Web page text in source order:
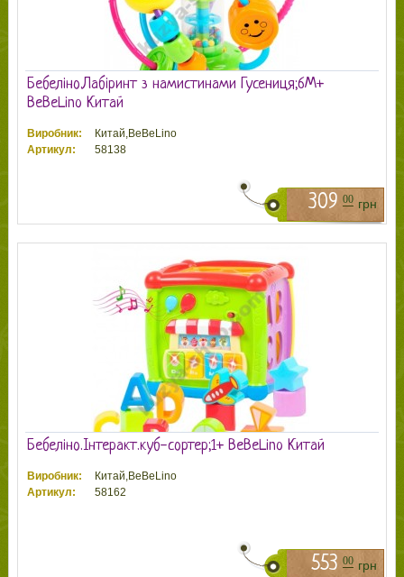
Бебеліно.Лабіринт з намистинами Гусениця;6М+
BeBeLino Китай
Виробник:
Китай,BeBeLino
Артикул:
58138
309 00 грн
Бебеліно.Інтеракт.куб-сортер;1+ BeBeLino Китай
Виробник:
Китай,BeBeLino
Артикул:
58162
553 00 грн